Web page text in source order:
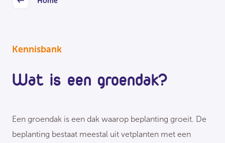
Back
Kennisbank
Wat is een groendak?
Een groendak is een dak waarop beplanting groeit. De
beplanting bestaat meestal uit vetplanten met een